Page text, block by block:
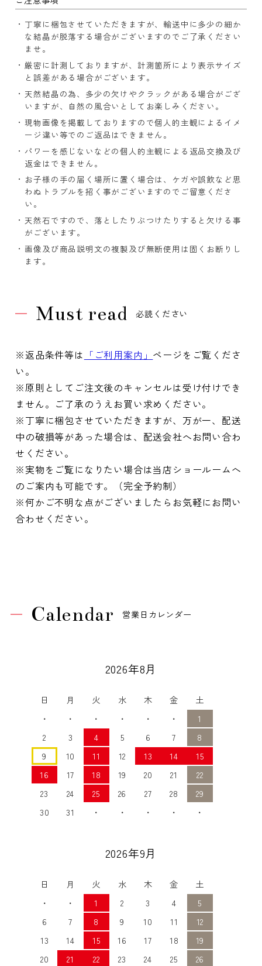
丁寧に梱包させていただきますが、輸送中に多少の細か
な結晶が脱落する場合がございますのでご了承ください
ませ。
厳密に計測しておりますが、計測箇所により表示サイズ
と誤差がある場合がございます。
天然結晶の為、多少の欠けやクラックがある場合がござ
いますが、自然の風合いとしてお楽しみください。
現物画像を掲載しておりますので個人的主観によるイメ
ージ違い等でのご返品はできません。
パワーを感じないなどの個人的主観による返品交換及び
返金はできません。
お子様の手の届く場所に置く場合は、ケガや誤飲など思
わぬトラブルを招く事がございますのでご留意くださ
い。
天然石ですので、落としたりぶつけたりすると欠ける事
がございます。
画像及び商品説明文の複製及び無断使用は固くお断りし
ます。
Must read 必読ください
※返品条件等は 「ご利用案内」 ページをご覧くださ
い。
※原則としてご注文後のキャンセルは受け付けでき
ません。ご了承のうえお買い求めください。
※丁寧に梱包させていただきますが、万が一、配送
中の破損等があった場合は、配送会社へお問い合わ
せください。
※実物をご覧になりたい場合は当店ショールームへ
のご案内も可能です。（完全予約制）
※何かご不明な点がございましたらお気軽にお問い
合わせください。
Calendar 営業日カレンダー
2026年8月
日 月 火 水 木 金
土
・
・ ・ ・ ・ ・
1
2
3 4 5 6 7
8
9
10 11 12 13 14
15
16
17 18 19 20 21
22
23
24 25 26 27 28
29
30
31 ・ ・ ・ ・ ・
2026年9月
日 月 火 水 木 金
土
・
・ 1 2 3 4
5
6
7 8 9 10 11
12
13
14 15 16 17 18
19
20
21 22 23 24 25
26